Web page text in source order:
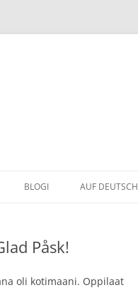
BLOGI AUF DEUTSCH
Påsk!
oli kotimaani. Oppilaat